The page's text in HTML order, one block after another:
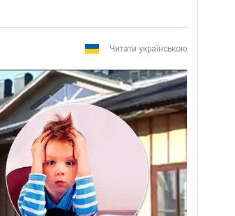
Читати українською